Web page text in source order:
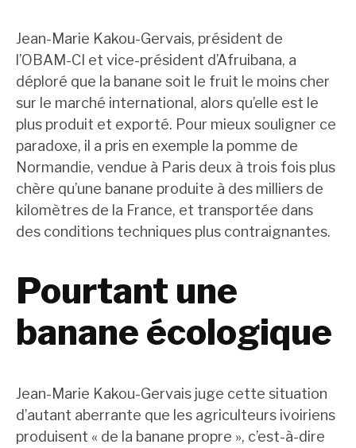
Jean-Marie Kakou-Gervais, président de
l’OBAM-CI et vice-président d’Afruibana, a
déploré que la banane soit le fruit le moins cher
sur le marché international, alors qu’elle est le
plus produit et exporté. Pour mieux souligner ce
paradoxe, il a pris en exemple la pomme de
Normandie, vendue à Paris deux à trois fois plus
chère qu’une banane produite à des milliers de
kilomètres de la France, et transportée dans
des conditions techniques plus contraignantes.
Pourtant une
banane écologique
Jean-Marie Kakou-Gervais juge cette situation
d’autant aberrante que les agriculteurs ivoiriens
produisent « de la banane propre », c’est-à-dire